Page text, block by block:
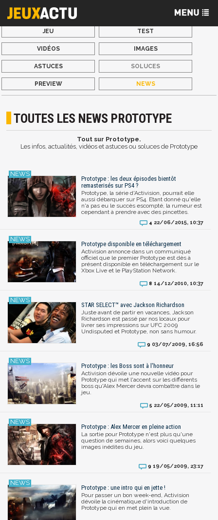
JEU TEST
VIDÉOS IMAGES
ASTUCES SOLUCES
PREVIEW NEWS
TOUTES LES NEWS PROTOTYPE
Tout sur Prototype.
Les infos, actualités, vidéos et astuces ou soluces de Prototype
Prototype : les deux épisodes bientôt
remasterisés sur PS4 ?
Prototype, la série d'Activision, pourrait elle
aussi débarquer sur PS4. Etant donné qu'elle
n'a pas eu le succès escompté, la rumeur est
cependant à prendre avec des pincettes.
4 22/06/2015, 10:37
Prototype disponible en téléchargement
Activision annonce dans un communiqué
officiel que le premier Prototype est dès à
présent disponible en téléchargement sur le
Xbox Live et le PlayStation Network.
8 14/12/2010, 10:37
STAR SELECT™ avec Jackson Richardson
Juste avant de partir en vacances, Jackson
Richardson est passé par nos locaux pour
livrer ses impressions sur UFC 2009
Undisputed et Prototype, non sans humour.
9 03/07/2009, 16:56
Prototype : les Boss sont à l'honneur
Activision dévoile une nouvelle vidéo pour
Prototype qui met l'accent sur les différents
boss qu'Alex Mercer devra combattre dans le
jeu.
5 22/05/2009, 11:11
Prototype : Alex Mercer en pleine action
La sortie pour Prototype n'est plus qu'une
question de semaines, alors voici quelques
images inédites du jeu.
9 19/05/2009, 23:17
Prototype : une intro qui en jette !
Pour passer un bon week-end, Activision
dévoile la cinématique d'introduction de
Prototype qui en met plein la vue.